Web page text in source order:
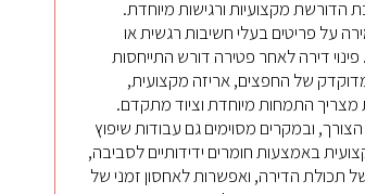
הדורשת מקצועיות ורגישות מיוחדת.
על פריטים בעלי חשיבות רגשית או
דירה לאחר פטירה דורש התייחסות
של החפצים, אריזה מקצועית,
התמחות מיוחדת וציוד מתקדם.
ובמקרים מסוימים גם עבודות שיפוץ
באמצעות חומרים ידידותיים לסביבה,
של תכולת הדירה, ואפשרות לאחסון זמני של